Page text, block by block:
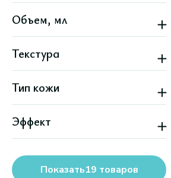
Женский
Мужской
Объем, мл
Текстура
Гелевая
Жидкая
Тип кожи
Все типы кожи
Жирная
Комбинированная
Сухая
Все варианты
Эффект
Отшелушивание
Очищение
Показать19 товаров